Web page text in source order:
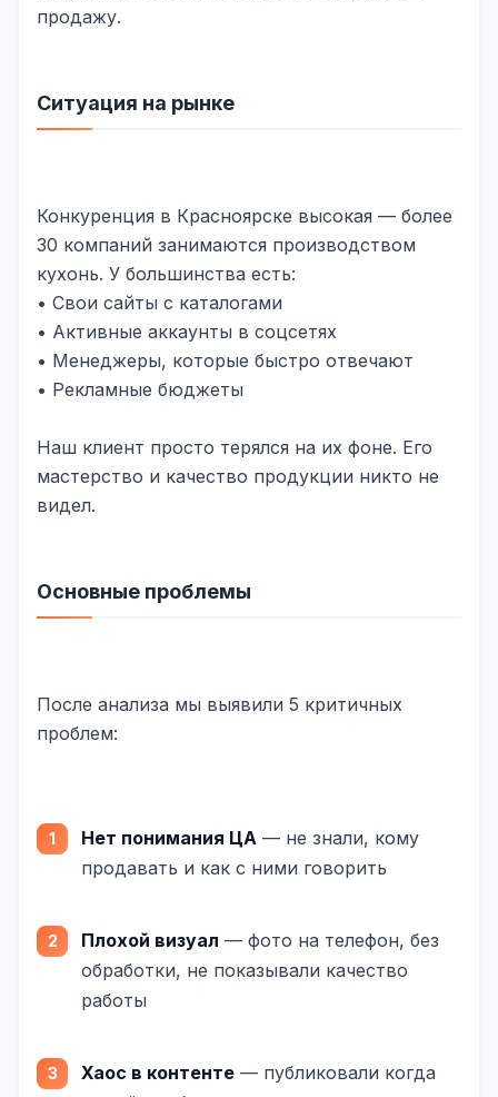
SEO-продвижение и раскрутка сайта
Юзабилити-аудит сайта
Ведение и поддержка сайта
SEO-консультация
SEO для интернет-магазина
+ ещё 6 услуг
ВКонтакте
Instagram
YouTube
Автоматизация
Сегментация базы
Персонализация
Продающие тексты
продажу.
Ситуация на рынке
Конкуренция в Красноярске высокая — более
30 компаний занимаются производством
кухонь. У большинства есть:
• Свои сайты с каталогами
• Активные аккаунты в соцсетях
• Менеджеры, которые быстро отвечают
• Рекламные бюджеты
Наш клиент просто терялся на их фоне. Его
мастерство и качество продукции никто не
видел.
Основные проблемы
После анализа мы выявили 5 критичных
проблем:
Нет понимания ЦА — не знали, кому
продавать и как с ними говорить
Плохой визуал — фото на телефон, без
обработки, не показывали качество
работы
Хаос в контенте — публиковали когда